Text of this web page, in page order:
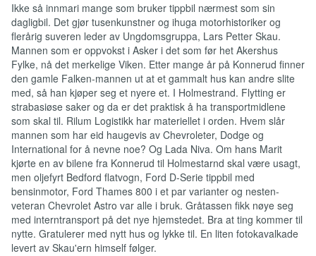
Ikke så innmari mange som bruker tippbil nærmest som sin
dagligbil. Det gjør tusenkunstner og ihuga motorhistoriker og
flerårig suveren leder av Ungdomsgruppa, Lars Petter Skau.
Mannen som er oppvokst i Asker i det som før het Akershus
Fylke, nå det merkelige Viken. Etter mange år på Konnerud finner
den gamle Falken-mannen ut at et gammalt hus kan andre slite
med, så han kjøper seg et nyere et. I Holmestrand. Flytting er
strabasiøse saker og da er det praktisk å ha transportmidlene
som skal til. Rilum Logistikk har materiellet i orden. Hvem slår
mannen som har eid haugevis av Chevroleter, Dodge og
International for å nevne noe? Og Lada Niva. Om hans Marit
kjørte en av bilene fra Konnerud til Holmestarnd skal være usagt,
men oljefyrt Bedford flatvogn, Ford D-Serie tippbil med
bensinmotor, Ford Thames 800 i et par varianter og nesten-
veteran Chevrolet Astro var alle i bruk. Gråtassen fikk nøye seg
med interntransport på det nye hjemstedet. Bra at ting kommer til
nytte. Gratulerer med nytt hus og lykke til. En liten fotokavalkade
levert av Skau'ern himself følger.